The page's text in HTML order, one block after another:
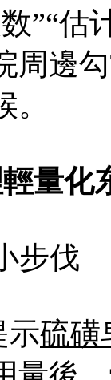
”“估
周邊
量化
步伐​
示硫磺